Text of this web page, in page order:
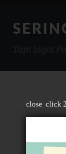
close click